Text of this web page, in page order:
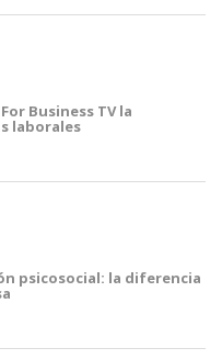
Business TV la
laborales
psicosocial: la diferencia